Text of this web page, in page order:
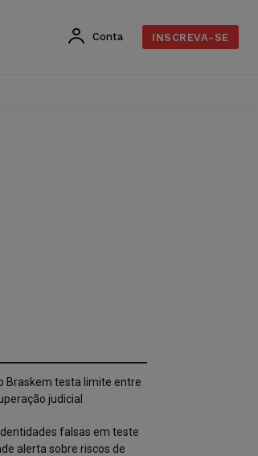
Conta INSCREVA-SE
Braskem testa limite entre
judicial
falsas em teste
alerta sobre riscos de